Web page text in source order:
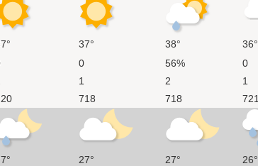
37° 38°
36°
0 56%
0
1 2
1
718 718 721
27° 27°
26°